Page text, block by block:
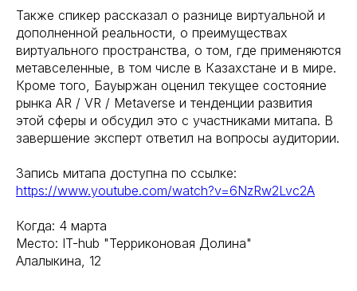
Также спикер рассказал о разнице виртуальной и
дополненной реальности, о преимуществах
виртуального пространства, о том, где применяются
метавселенные, в том числе в Казахстане и в мире.
Кроме того, Бауыржан оценил текущее состояние
рынка AR / VR / Metaverse и тенденции развития
этой сферы и обсудил это с участниками митапа. В
завершение эксперт ответил на вопросы аудитории.
Запись митапа доступна по ссылке:
https://www.youtube.com/watch?v=6NzRw2Lvc2A
Когда: 4 марта
Место: IT-hub "Терриконовая Долина"
Алалыкина, 12